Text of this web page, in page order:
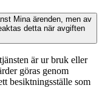
Mina ärenden, men av
detta när avgiften
är ur bruk eller
göras genom
besiktningsställe som